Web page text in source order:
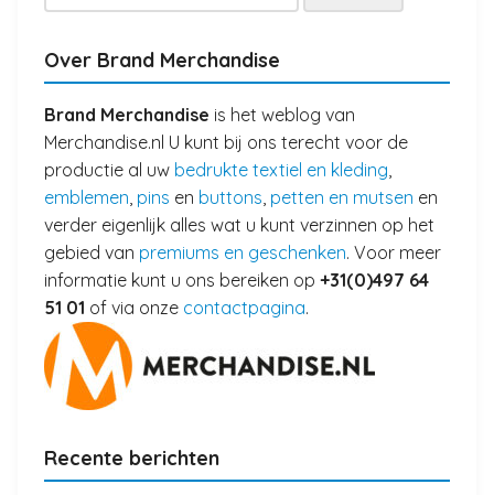
naar:
Over Brand Merchandise
Brand Merchandise is het weblog van
Merchandise.nl U kunt bij ons terecht voor de
productie al uw bedrukte textiel en kleding,
emblemen, pins en buttons, petten en mutsen en
verder eigenlijk alles wat u kunt verzinnen op het
gebied van premiums en geschenken. Voor meer
informatie kunt u ons bereiken op +31(0)497 64
51 01 of via onze contactpagina.
Recente berichten